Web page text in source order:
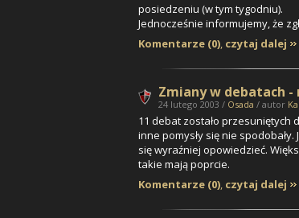
posiedzeniu (w tym tygodniu).
Jednocześnie informujemy, że
Komentarze (0), czytaj dalej
Zmiany w debatach -
24 lutego 2003 / Osada / autor
11 debat zostało przesuniętych
inne pomysły się nie
się wyraźniej opowiedzieć.
takie mają poprcie.
Komentarze (0), czytaj dalej